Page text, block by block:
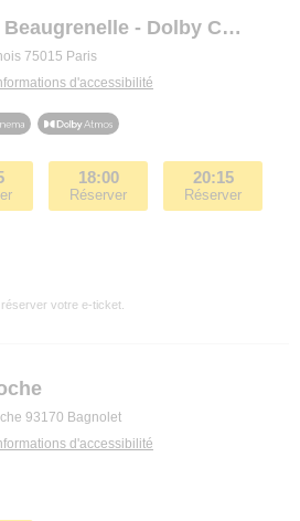
Pathé Beaugrenelle - Dolby Cinema
75015 Paris
d'accessibilité
18:00
Réserver
20:15
Réserver
votre e-ticket.
93170 Bagnolet
d'accessibilité